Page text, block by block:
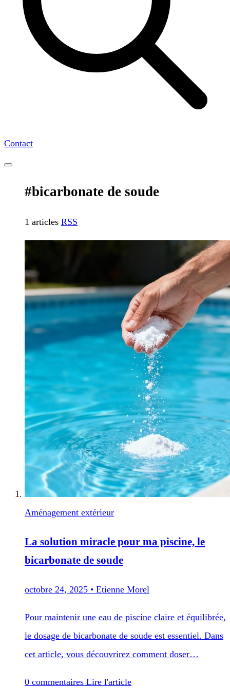
Contact
#bicarbonate de soude
1 articles RSS
Aménagement extérieur
La solution miracle pour ma piscine, le
bicarbonate de soude
octobre 24, 2025 • Etienne Morel
Pour maintenir une eau de piscine claire et équilibrée,
le dosage de bicarbonate de soude est essentiel. Dans
cet article, vous découvrirez comment doser…
0 commentaires Lire l'article